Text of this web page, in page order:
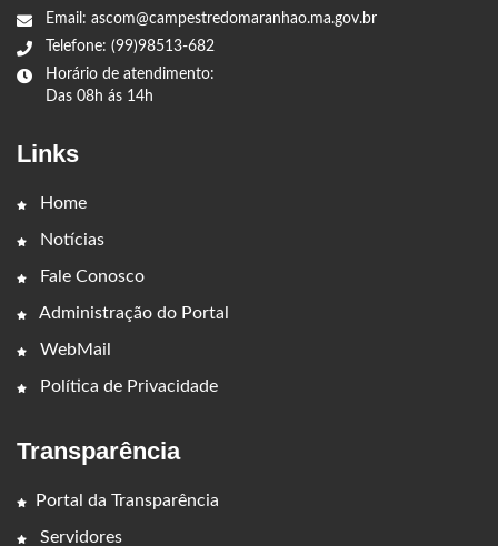
Email: ascom@campestredomaranhao.ma.gov.br
Telefone: (99)98513-682
Horário de atendimento:
Das 08h ás 14h
Links
Home
Notícias
Fale Conosco
Administração do Portal
WebMail
Política de Privacidade
Transparência
Portal da Transparência
Servidores